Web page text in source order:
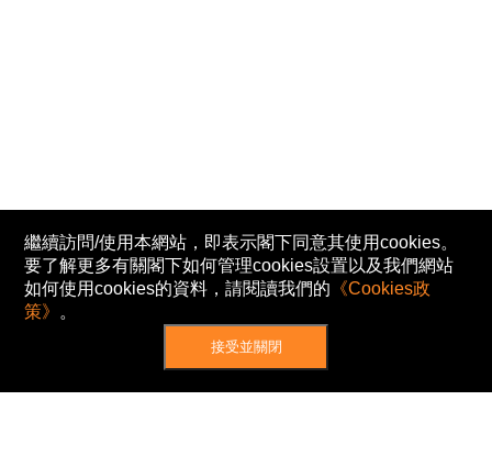
繼續訪問/使用本網站，即表示閣下同意其使用cookies。
要了解更多有關閣下如何管理cookies設置以及我們網站
如何使用cookies的資料，請閱讀我們的 《Cookies政
策》 。
接受並關閉